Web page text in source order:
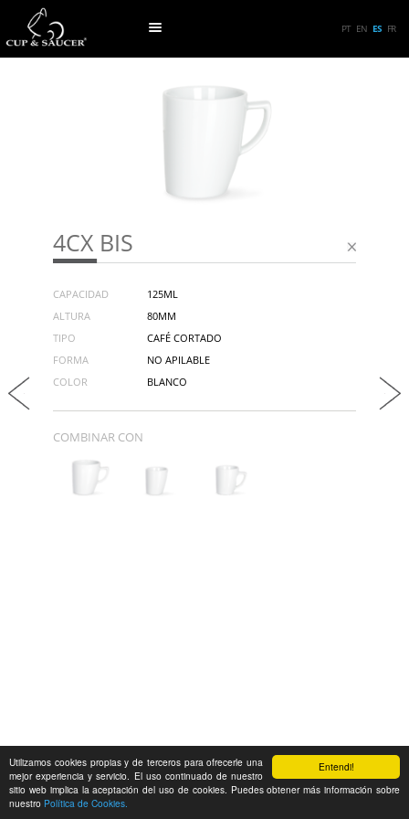
Entendi!
Utilizamos cookies propias y de terceros para ofrecerle una
mejor experiencia y servicio. El uso continuado de nuestro
sitio web implica la aceptación del uso de cookies. Puedes obtener más información sobre
nuestro Política de Cookies.
PT EN ES FR
4CX BIS
CAPACIDAD
125ML
ALTURA
80MM
TIPO
CAFÉ CORTADO
FORMA
NO APILABLE
COLOR
BLANCO
COMBINAR CON